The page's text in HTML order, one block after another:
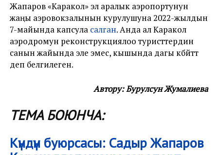
Жапаров «Каракол» эл аралык аэропортунун
жаңы аэровокзалынын курулушуна 2022-жылдын
7-майында капсула салган. Анда ал Каракол
аэродромун реконструкциялоо туристтердин
санын жайында эле эмес, кышында дагы көбөйтөт
деп белгилеген.
Автору: Бурулсун Жумалиева
ТЕМА БОЮНЧА:
Күндүн буюрсасы: Садыр Жапаров